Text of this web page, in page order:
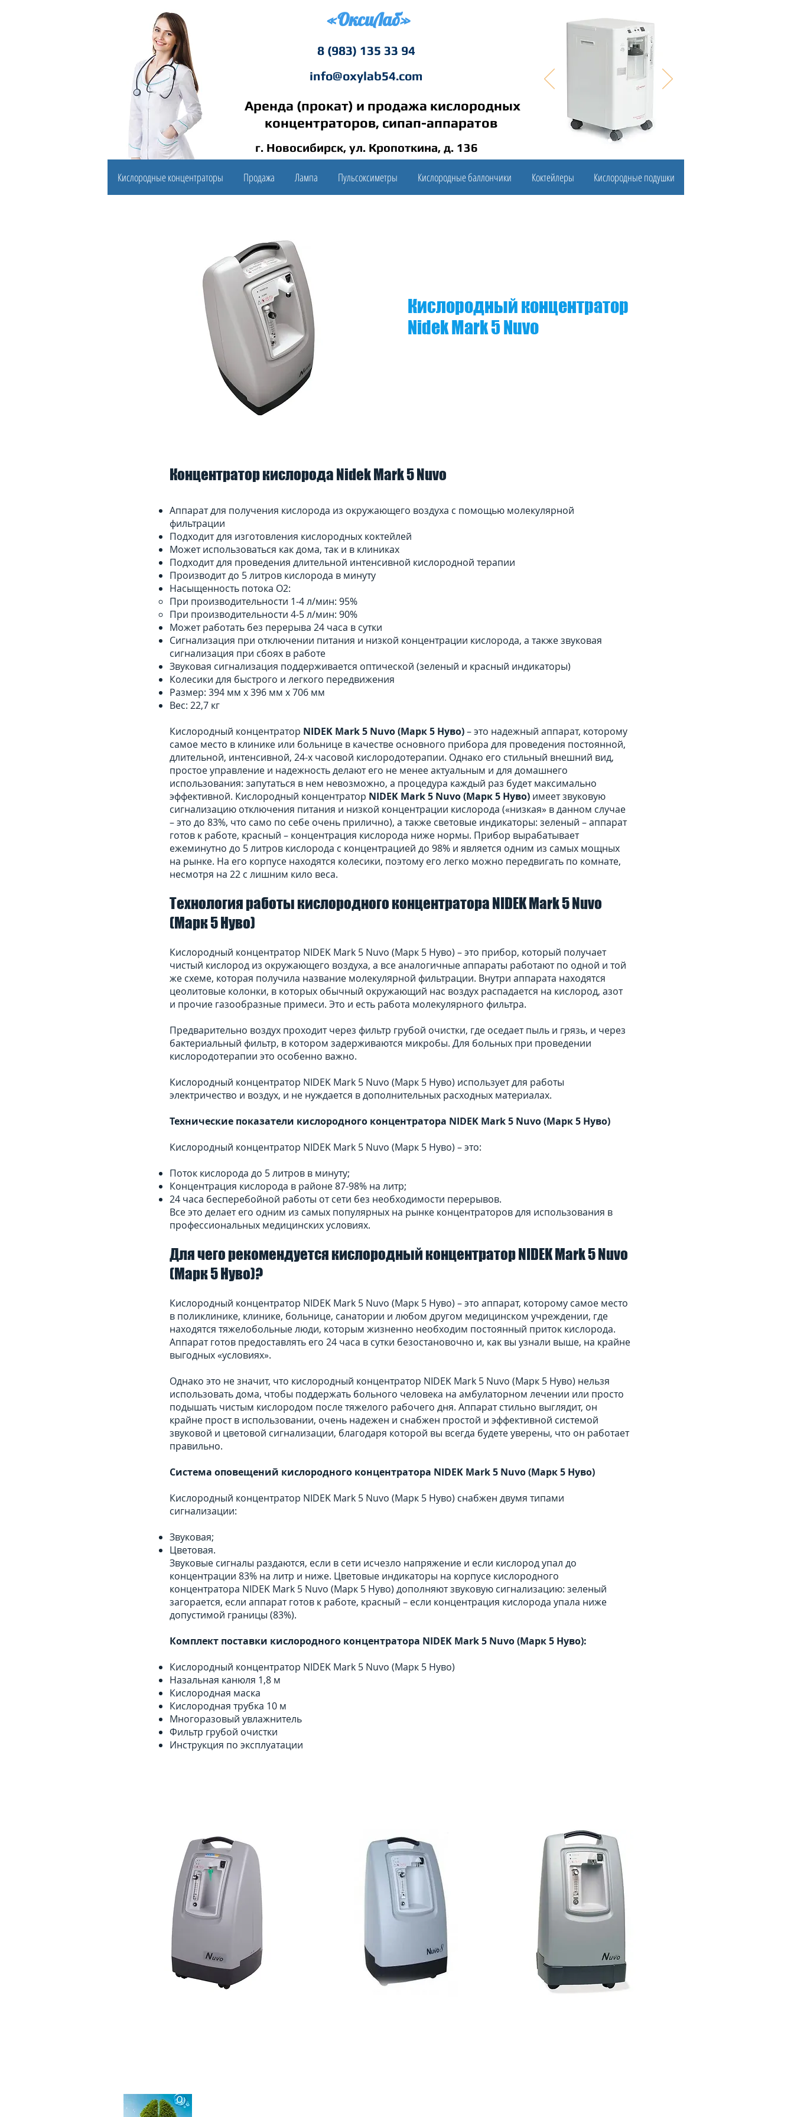
«ОксиЛаб»
8 (983) 135 33 94
info@oxylab54.com
г. Новосибирск, ул. Кропоткина, д. 136
Аренда (прокат) и продажа кислородных
концентраторов, сипап-аппаратов
Кислородные концентраторы Продажа Лампа Пульсоксиметры Кислородные баллончики Коктейлеры Кислородные подушки
Кислородный концентратор
Nidek Mark 5 Nuvo
Концентратор кислорода Nidek Mark 5 Nuvo
Аппарат для получения кислорода из окружающего воздуха с помощью молекулярной
фильтрации
Подходит для изготовления кислородных коктейлей
Может использоваться как дома, так и в клиниках
Подходит для проведения длительной интенсивной кислородной терапии
Производит до 5 литров кислорода в минуту
Насыщенность потока О2:
При производительности 1-4 л/мин: 95%
При производительности 4-5 л/мин: 90%
Может работать без перерыва 24 часа в сутки
Сигнализация при отключении питания и низкой концентрации кислорода, а также звуковая
сигнализация при сбоях в работе
Звуковая сигнализация поддерживается оптической (зеленый и красный индикаторы)
Колесики для быстрого и легкого передвижения
Размер: 394 мм х 396 мм х 706 мм
Вес: 22,7 кг
Кислородный концентратор NIDEK Mark 5 Nuvo (Марк 5 Нуво)– это надежный аппарат, которому
самое место в клинике или больнице в качестве основного прибора для проведения постоянной,
длительной, интенсивной, 24-х часовой кислородотерапии. Однако его стильный внешний вид,
простое управление и надежность делают его не менее актуальным и для домашнего
использования: запутаться в нем невозможно, а процедура каждый раз будет максимально
эффективной. Кислородный концентратор NIDEK Mark 5 Nuvo (Марк 5 Нуво) имеет звуковую
сигнализацию отключения питания и низкой концентрации кислорода («низкая» в данном случае
– это до 83%, что само по себе очень прилично), а также световые индикаторы: зеленый – аппарат
готов к работе, красный – концентрация кислорода ниже нормы. Прибор вырабатывает
ежеминутно до 5 литров кислорода с концентрацией до 98% и является одним из самых мощных
на рынке. На его корпусе находятся колесики, поэтому его легко можно передвигать по комнате,
несмотря на 22 с лишним кило веса.
Технология работы кислородного концентратора NIDEK Mark 5 Nuvo
(Марк 5 Нуво)
Кислородный концентратор NIDEK Mark 5 Nuvo (Марк 5 Нуво) – это прибор, который получает
чистый кислород из окружающего воздуха, а все аналогичные аппараты работают по одной и той
же схеме, которая получила название молекулярной фильтрации. Внутри аппарата находятся
цеолитовые колонки, в которых обычный окружающий нас воздух распадается на кислород, азот
и прочие газообразные примеси. Это и есть работа молекулярного фильтра.
Предварительно воздух проходит через фильтр грубой очистки, где оседает пыль и грязь, и через
бактериальный фильтр, в котором задерживаются микробы. Для больных при проведении
кислородотерапии это особенно важно.
Кислородный концентратор NIDEK Mark 5 Nuvo (Марк 5 Нуво) использует для работы
электричество и воздух, и не нуждается в дополнительных расходных материалах.
Технические показатели кислородного концентратора NIDEK Mark 5 Nuvo (Марк 5 Нуво)
Кислородный концентратор NIDEK Mark 5 Nuvo (Марк 5 Нуво) – это:
Поток кислорода до 5 литров в минуту;
Концентрация кислорода в районе 87-98% на литр;
24 часа бесперебойной работы от сети без необходимости перерывов.
Все это делает его одним из самых популярных на рынке концентраторов для использования в
профессиональных медицинских условиях.
Для чего рекомендуется кислородный концентратор NIDEK Mark 5 Nuvo
(Марк 5 Нуво)?
Кислородный концентратор NIDEK Mark 5 Nuvo (Марк 5 Нуво) – это аппарат, которому самое место
в поликлинике, клинике, больнице, санатории и любом другом медицинском учреждении, где
находятся тяжелобольные люди, которым жизненно необходим постоянный приток кислорода.
Аппарат готов предоставлять его 24 часа в сутки безостановочно и, как вы узнали выше, на крайне
выгодных «условиях».
Однако это не значит, что кислородный концентратор NIDEK Mark 5 Nuvo (Марк 5 Нуво) нельзя
использовать дома, чтобы поддержать больного человека на амбулаторном лечении или просто
подышать чистым кислородом после тяжелого рабочего дня. Аппарат стильно выглядит, он
крайне прост в использовании, очень надежен и снабжен простой и эффективной системой
звуковой и цветовой сигнализации, благодаря которой вы всегда будете уверены, что он работает
правильно.
Система оповещений кислородного концентратора NIDEK Mark 5 Nuvo (Марк 5 Нуво)
Кислородный концентратор NIDEK Mark 5 Nuvo (Марк 5 Нуво) снабжен двумя типами
сигнализации:
Звуковая;
Цветовая.
Звуковые сигналы раздаются, если в сети исчезло напряжение и если кислород упал до
концентрации 83% на литр и ниже. Цветовые индикаторы на корпусе кислородного
концентратора NIDEK Mark 5 Nuvo (Марк 5 Нуво) дополняют звуковую сигнализацию: зеленый
загорается, если аппарат готов к работе, красный – если концентрация кислорода упала ниже
допустимой границы (83%).
Комплект поставки кислородного концентратора NIDEK Mark 5 Nuvo (Марк 5 Нуво):
Кислородный концентратор NIDEK Mark 5 Nuvo (Марк 5 Нуво)
Назальная канюля 1,8 м
Кислородная маска
Кислородная трубка 10 м
Многоразовый увлажнитель
Фильтр грубой очистки
Инструкция по эксплуатации